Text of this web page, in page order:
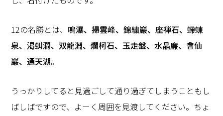
12の名勝とは、 鳴瀑、掃雲峰、錦繍巖、座禅石、螮蝀
泉、渇虯澗、双龍淵、爛柯石、玉走盤、水晶廉、會仙
巖、通天湖。
うっかりしてると見過ごして通り過ぎてしまうこともし
ばしばですので、よーく周囲を見渡してください。ちょ